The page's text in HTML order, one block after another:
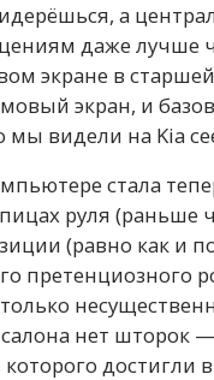
а
даже лучше
экране в
экран, и
видели на Kia
стала
руля (раньше
(равно как и
претенциозного
нет шторок
достигли